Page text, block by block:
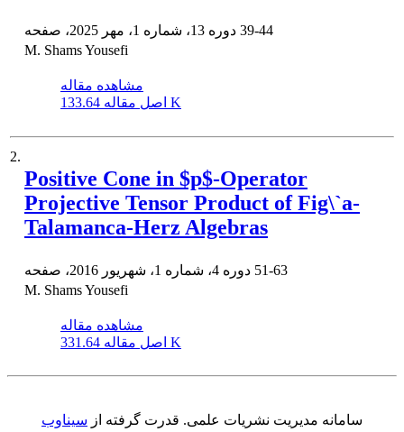
39-44
M. Shams Yousefi
مشاهده مقاله
اصل مقاله 133.64 K
2.
Positive Cone in $p$-Operator
Projective Tensor Product of Fig\`a-
Talamanca-Herz Algebras
51-63
M. Shams Yousefi
مشاهده مقاله
اصل مقاله 331.64 K
سامانه مدیریت نشریات علمی. قدرت گرفته از سیناوب